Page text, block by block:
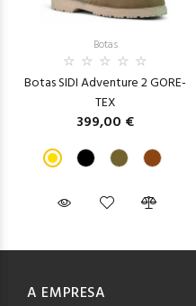
Botas
Botas SIDI Adventure 2 GORE-
TEX
399,00 €
A EMPRESA